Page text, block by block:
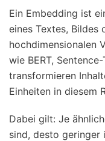
Ein Embedding ist
eines Textes, Bildes
hochdimensionalen
wie BERT,
transformieren
Einheiten in diesem
Dabei gilt: Je
sind, desto geringer